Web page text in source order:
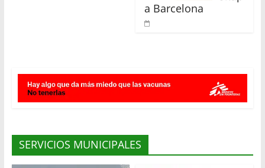
a Barcelona
SERVICIOS MUNICIPALES